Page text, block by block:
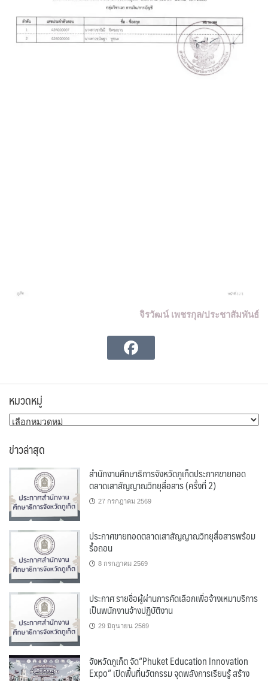
จิรวัฒน์ เพชรกุล/ประชาสัมพันธ์
หมวดหมู่
หมวด
ข่าวล่าสุด
สำนักงานศึกษาธิการจังหวัดภูเก็ตประกาศขายทอด
ตลาดเสาสัญญาณวิทยุสื่อสาร (ครั้งที่ 2)
27 กรกฎาคม 2569
ประกาศขายทอดตลาดเสาสัญญาณวิทยุสื่อสารพร้อม
รื้อถอน
8 กรกฎาคม 2569
ประกาศ รายชื่อผู้ผ่านการคัดเลือกเพื่อจ้างเหมาบริการ
เป็นพนักงานจ้างปฏิบัติงาน
29 มิถุนายน 2569
จังหวัดภูเก็ต จัด“Phuket Education Innovation
Expo” เปิดพื้นที่นวัตกรรม จุดพลังการเรียนรู้ สร้าง